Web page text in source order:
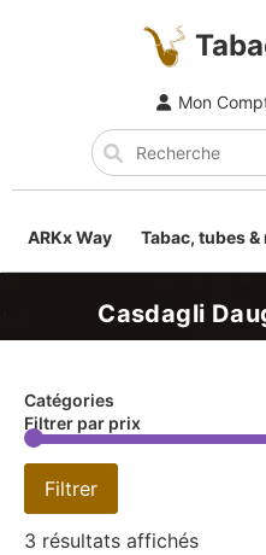
Mon
ARKx Way Tabac, tubes
Casdagli
Catégories
Filtrer par prix
Filtrer
3 résultats affichés